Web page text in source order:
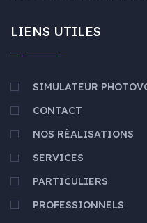
LIENS UTILES
SIMULATEUR
CONTACT
NOS RÉALISATIONS
SERVICES
PARTICULIERS
PROFESSIONNELS